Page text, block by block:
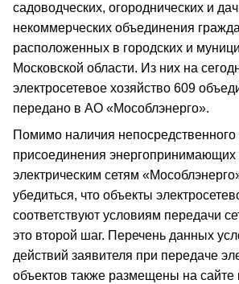
садоводческих, огороднических и
некоммерческих объединения
расположенных в городских и
Московской области. Из них на
электросетевое хозяйство 609
передано в АО «Мособлэнерго».
Помимо наличия непосредственного
присоединения энергопринимающих
электрическим сетям
убедиться, что объекты
соответствуют условиям передачи
это второй шаг. Перечень данных
действий заявителя при передаче
объектов также размещены на сайте